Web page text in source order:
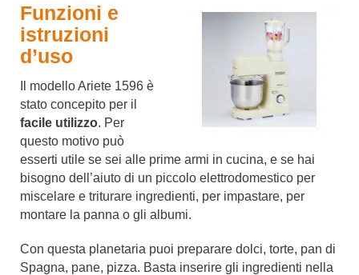
Funzioni e
istruzioni
d’uso
Il modello Ariete 1596 è
stato concepito per il
facile utilizzo. Per
questo motivo può
esserti utile se sei alle prime armi in cucina, e se hai
bisogno dell’aiuto di un piccolo elettrodomestico per
miscelare e triturare ingredienti, per impastare, per
montare la panna o gli albumi.
Con questa planetaria puoi preparare dolci, torte, pan di
Spagna, pane, pizza. Basta inserire gli ingredienti nella